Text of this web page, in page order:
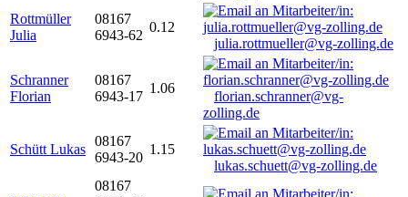
Rottmüller
Julia
08167
6943-62
0.12
julia.rottmueller@vg-zolling.de
Schranner
Florian
08167
6943-17
1.06
florian.schranner@vg-
zolling.de
Schütt Lukas
08167
6943-20
1.15
lukas.schuett@vg-zolling.de
08167